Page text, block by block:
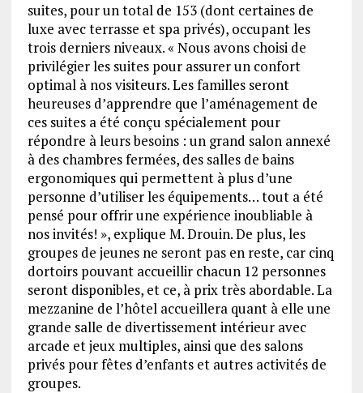
suites, pour un total de 153 (dont certaines de
luxe avec terrasse et spa privés), occupant les
trois derniers niveaux. « Nous avons choisi de
privilégier les suites pour assurer un confort
optimal à nos visiteurs. Les familles seront
heureuses d’apprendre que l’aménagement de
ces suites a été conçu spécialement pour
répondre à leurs besoins : un grand salon annexé
à des chambres fermées, des salles de bains
ergonomiques qui permettent à plus d’une
personne d’utiliser les équipements… tout a été
pensé pour offrir une expérience inoubliable à
nos invités! », explique M. Drouin. De plus, les
groupes de jeunes ne seront pas en reste, car cinq
dortoirs pouvant accueillir chacun 12 personnes
seront disponibles, et ce, à prix très abordable. La
mezzanine de l’hôtel accueillera quant à elle une
grande salle de divertissement intérieur avec
arcade et jeux multiples, ainsi que des salons
privés pour fêtes d’enfants et autres activités de
groupes.